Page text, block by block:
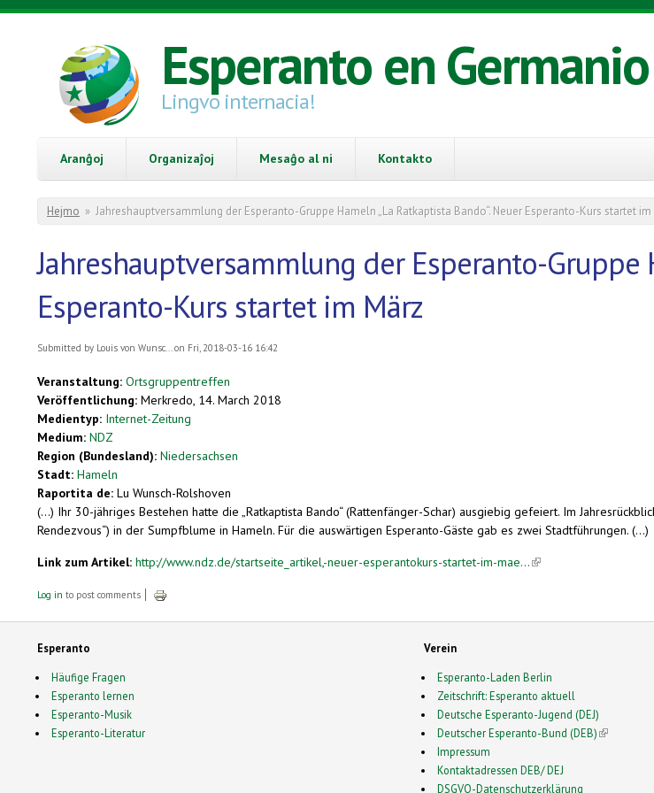
Skip to main content
Esperanto en Germanio
Lingvo internacia!
Aranĝoj Organizaĵoj Mesaĝo al ni Kontakto
You are here
Hejmo » Jahreshauptversammlung der Esperanto-Gruppe Hameln „La Ratkaptista Bando“. Neuer Esperanto-Kurs startet im
Jahreshauptversammlung der Esperanto-Gruppe
Esperanto-Kurs startet im März
Submitted by Louis von Wunsc...on Fri, 2018-03-16 16:42
Veranstaltung: Ortsgruppentreffen
Veröffentlichung: Merkredo, 14. March 2018
Medientyp: Internet-Zeitung
Medium: NDZ
Region (Bundesland): Niedersachsen
Stadt: Hameln
Raportita de: Lu Wunsch-Rolshoven
(...) Ihr 30-jähriges Bestehen hatte die „Ratkaptista Bando“ (Rattenfänger-Schar) ausgiebig gefeiert. Im
Rendezvous“) in der Sumpfblume in Hameln. Für die auswärtigen Esperanto-Gäste gab es zwei Stadtführungen. (...)
Link zum Artikel: http://www.ndz.de/startseite_artikel,-neuer-esperantokurs-startet-im-mae...(link is external)
Log in to post comments
Esperanto
Häufige Fragen
Esperanto lernen
Esperanto-Musik
Esperanto-Literatur
Verein
Esperanto-Laden Berlin
Zeitschrift: Esperanto aktuell
Deutsche Esperanto-Jugend (DEJ)
Deutscher Esperanto-Bund (DEB)(link is
Impressum
Kontaktadressen DEB/ DEJ
DSGVO-Datenschutzerklärung